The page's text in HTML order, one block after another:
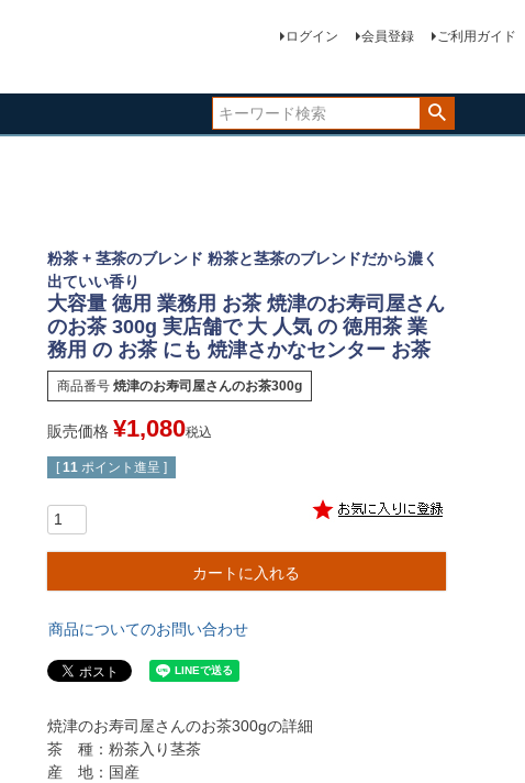
ログイン 会員登録 ご利用ガイド
粉茶 + 茎茶のブレンド 粉茶と茎茶のブレンドだから濃く
出ていい香り
大容量 徳用 業務用 お茶 焼津のお寿司屋さん
のお茶 300g 実店舗で 大 人気 の 徳用茶 業
務用 の お茶 にも 焼津さかなセンター お茶
商品番号 焼津のお寿司屋さんのお茶300g
販売価格 ¥1,080税込
[ 11 ポイント進呈 ]
カートに入れる
商品についてのお問い合わせ
焼津のお寿司屋さんのお茶300gの詳細
茶 種：粉茶入り茎茶
産 地：国産